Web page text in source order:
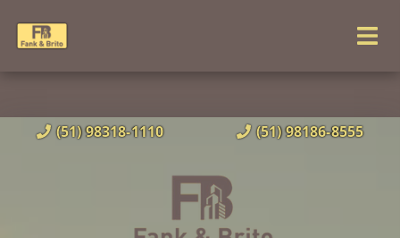
(51) 98318-1110 (51) 98186-8555